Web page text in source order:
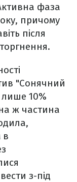
фаза
причому
після
"Сонячний
10%
ж частина
в
з-під